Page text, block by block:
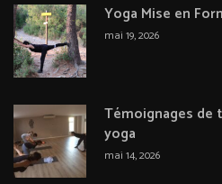
Yoga Mise en
mai 19, 2026
Témoignages de
yoga
mai 14, 2026